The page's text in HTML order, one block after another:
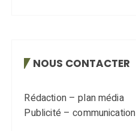
NOUS CONTACTER
Rédaction – plan média
Publicité – communication